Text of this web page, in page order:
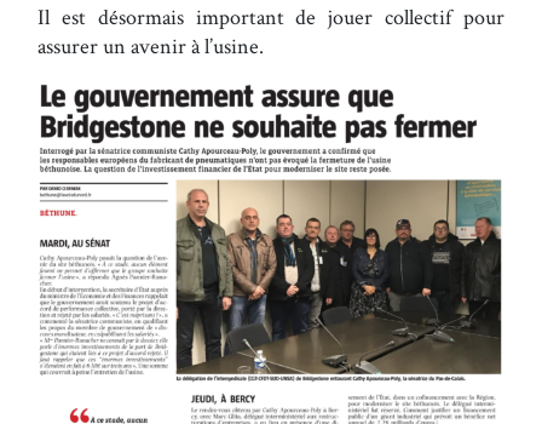
Il est désormais important de jouer collectif pour
assurer un avenir à l’usine.